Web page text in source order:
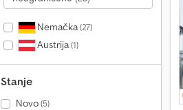
Nemačka(27)
Austrija(1)
Stanje
Novo(5)